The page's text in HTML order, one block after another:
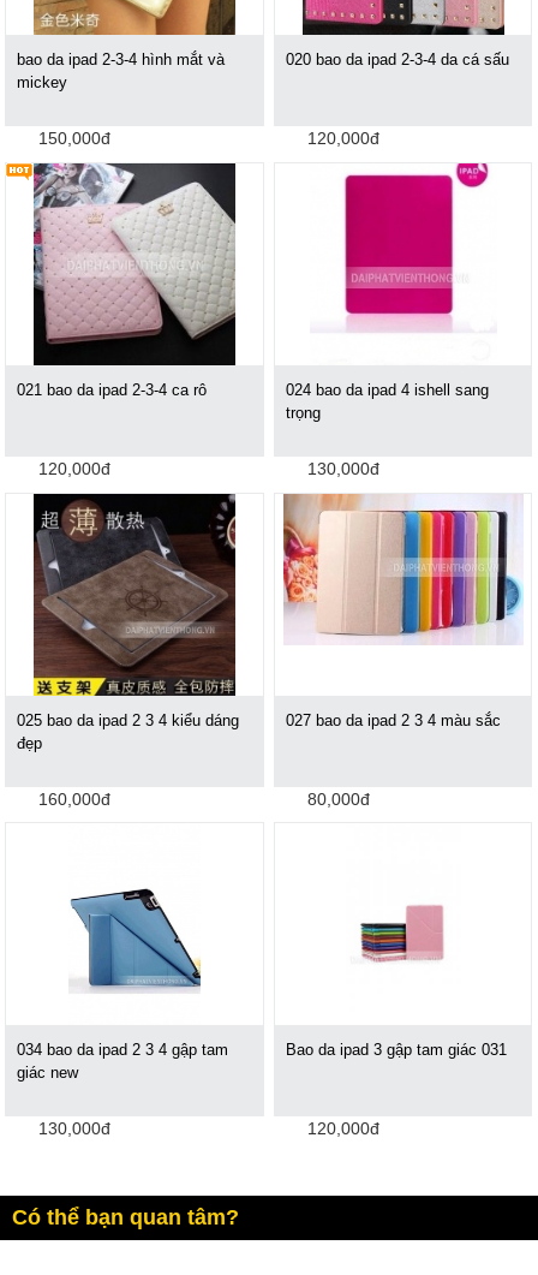
bao da ipad 2-3-4 hình mắt và
mickey
150,000đ
020 bao da ipad 2-3-4 da cá sấu
120,000đ
021 bao da ipad 2-3-4 ca rô
120,000đ
024 bao da ipad 4 ishell sang
trọng
130,000đ
025 bao da ipad 2 3 4 kiểu dáng
đẹp
160,000đ
027 bao da ipad 2 3 4 màu sắc
80,000đ
034 bao da ipad 2 3 4 gập tam
giác new
130,000đ
Bao da ipad 3 gập tam giác 031
120,000đ
Có thể bạn quan tâm?